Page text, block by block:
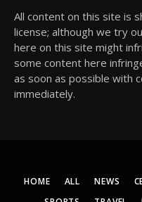
All content on this site is
license; although we try
here on this site might
some content here
as soon as possible with
immediately.
HOME ALL NEWS